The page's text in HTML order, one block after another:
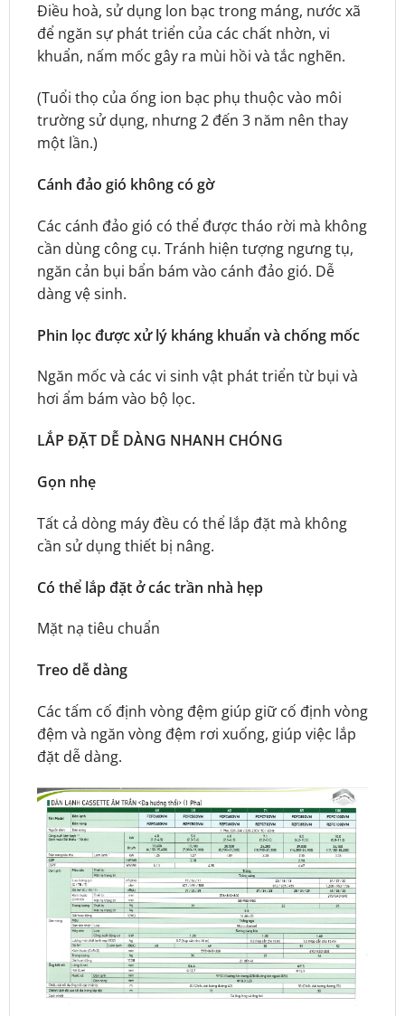
Điều hoà, sử dụng lon bạc trong máng, nước xã
để ngăn sự phát triển của các chất nhờn, vi
khuẩn, nấm mốc gây ra mùi hồi và tắc nghẽn.
(Tuổi thọ của ống ion bạc phụ thuộc vào môi
trường sử dụng, nhưng 2 đến 3 năm nên thay
một lần.)
Cánh đảo gió không có gờ
Các cánh đảo gió có thể được tháo rời mà không
cần dùng công cụ. Tránh hiện tượng ngưng tụ,
ngăn cản bụi bẩn bám vào cánh đảo gió. Dễ
dàng vệ sinh.
Phin lọc được xử lý kháng khuẩn và chống mốc
Ngăn mốc và các vi sinh vật phát triển từ bụi và
hơi ẩm bám vào bộ lọc.
LẮP ĐẶT DỄ DÀNG NHANH CHÓNG
Gọn nhẹ
Tất cả dòng máy đều có thể lắp đặt mà không
cần sử dụng thiết bị nâng.
Có thể lắp đặt ở các trần nhà hẹp
Mặt nạ tiêu chuẩn
Treo dễ dàng
Các tấm cố định vòng đệm giúp giữ cố định vòng
đệm và ngăn vòng đệm rơi xuống, giúp việc lắp
đặt dễ dàng.